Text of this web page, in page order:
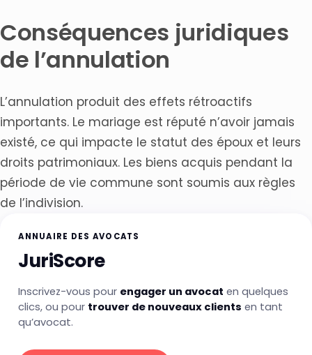
Conséquences juridiques
de l’annulation
L’annulation produit des effets rétroactifs
importants. Le mariage est réputé n’avoir jamais
existé, ce qui impacte le statut des époux et leurs
droits patrimoniaux. Les biens acquis pendant la
période de vie commune sont soumis aux règles
de l’indivision.
ANNUAIRE DES AVOCATS
JuriScore
Inscrivez-vous pour engager un avocat en quelques
clics, ou pour trouver de nouveaux clients en tant
qu’avocat.